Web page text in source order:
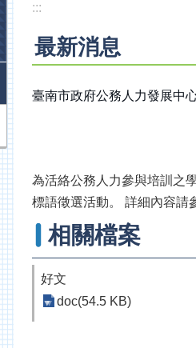
:::
最新消息
臺南市政府公務人力發展中
為活絡公務人力參與培訓之
標語徵選活動。 詳細內容請
相關檔案
好文
doc(54.5 KB)